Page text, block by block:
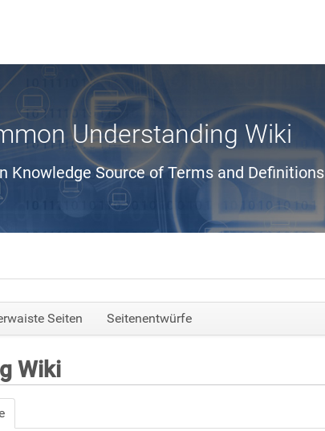
Understanding Wiki
Knowledge Source of Terms and Definitions
Seiten Seitenentwürfe
Wiki